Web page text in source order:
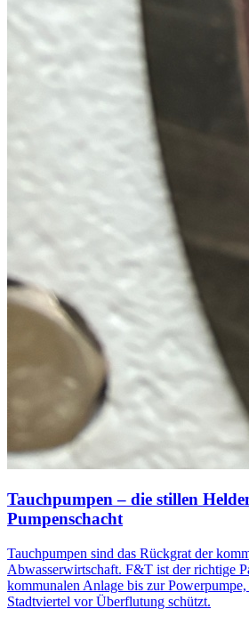
Tauchpumpen – die stillen
Pumpenschacht
Tauchpumpen sind das Rückgrat der
Abwasserwirtschaft. F&T ist der richtige
kommunalen Anlage bis zur
Stadtviertel vor Überflutung schützt.